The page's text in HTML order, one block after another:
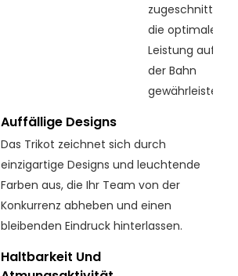
zugeschnitten,
die optimale
Leistung auf
der Bahn
gewährleistet.
Auffällige Designs
Das Trikot zeichnet sich durch
einzigartige Designs und leuchtende
Farben aus, die Ihr Team von der
Konkurrenz abheben und einen
bleibenden Eindruck hinterlassen.
Haltbarkeit Und